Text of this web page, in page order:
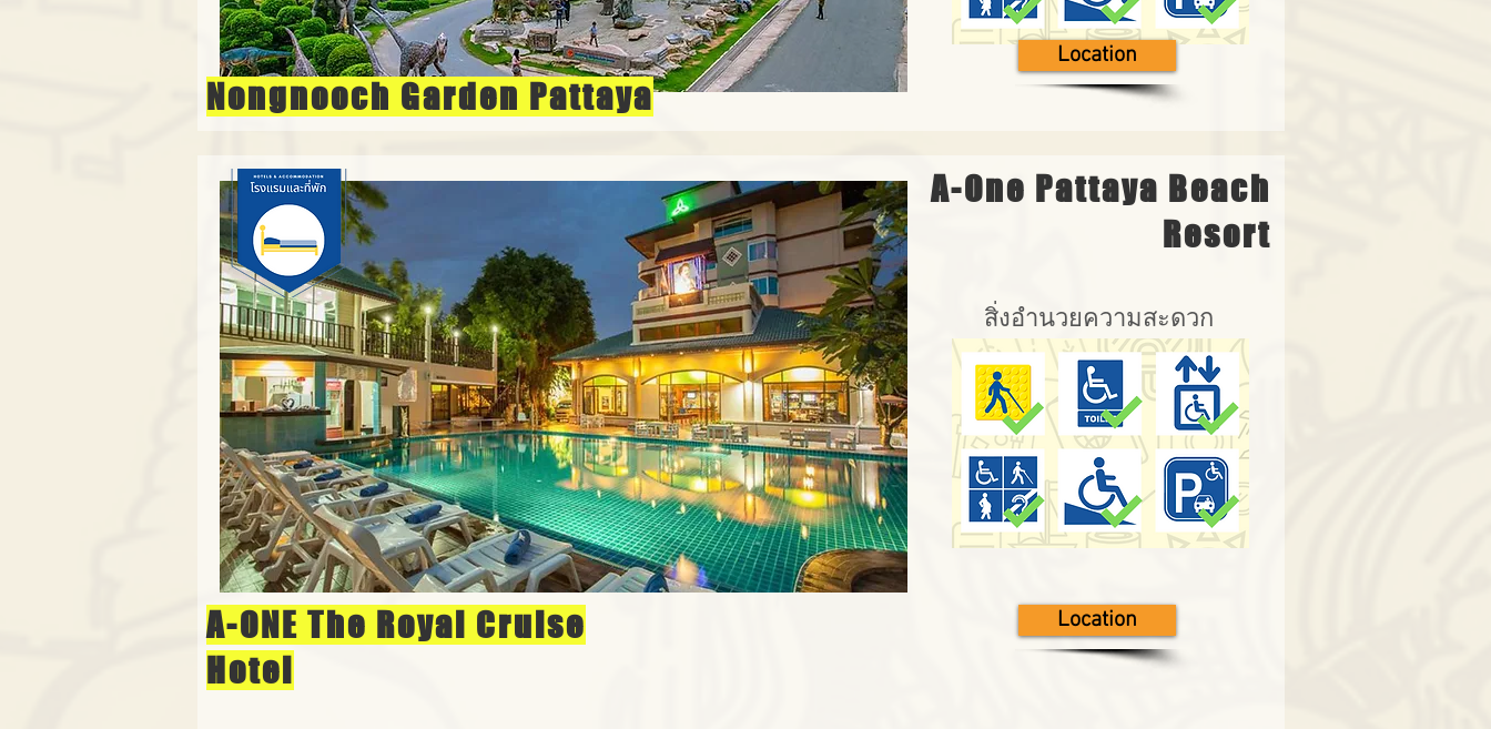
Nongnooch Garden Pattaya
Location
A-ONE The Royal Cruise
Hotel
A-One Pattaya Beach
Resort
Location
สิ่งอำนวยความสะดวก